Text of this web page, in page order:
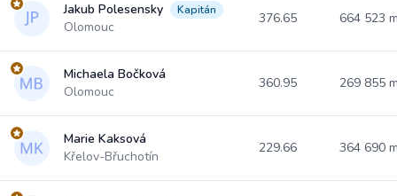
Jakub Polesensky Kapitán
Olomouc
376.65 664 523
Michaela Bočková
Olomouc
360.95 269 855
Marie Kaksová
Křelov-Břuchotín
229.66 364 690